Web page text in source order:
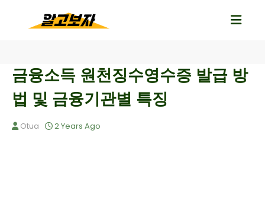
금융소득 원천징수영수증 발급 방
법 및 금융기관별 특징
Otua 2 Years Ago